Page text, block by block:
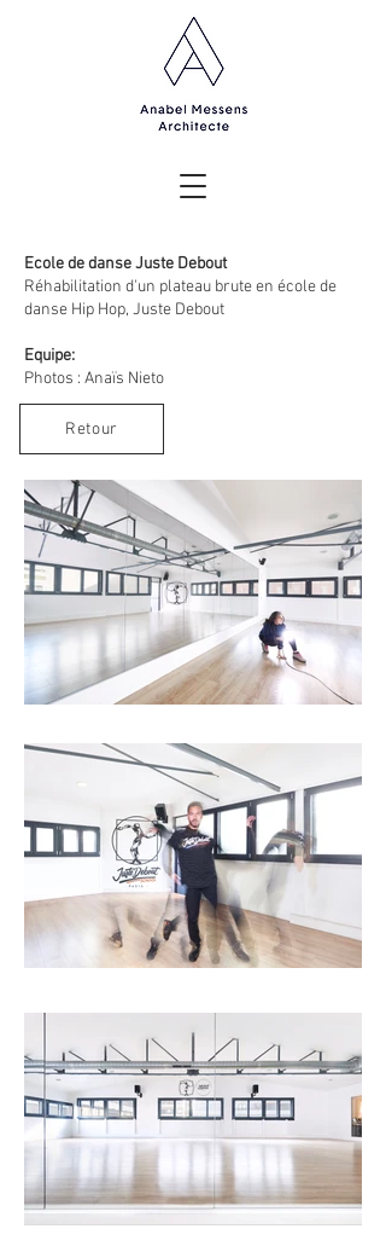
Ecole de danse Juste Debout
Réhabilitation d'un plateau brute en école de
danse Hip Hop, Juste Debout
Equipe:
Photos : Anaïs Nieto
Retour